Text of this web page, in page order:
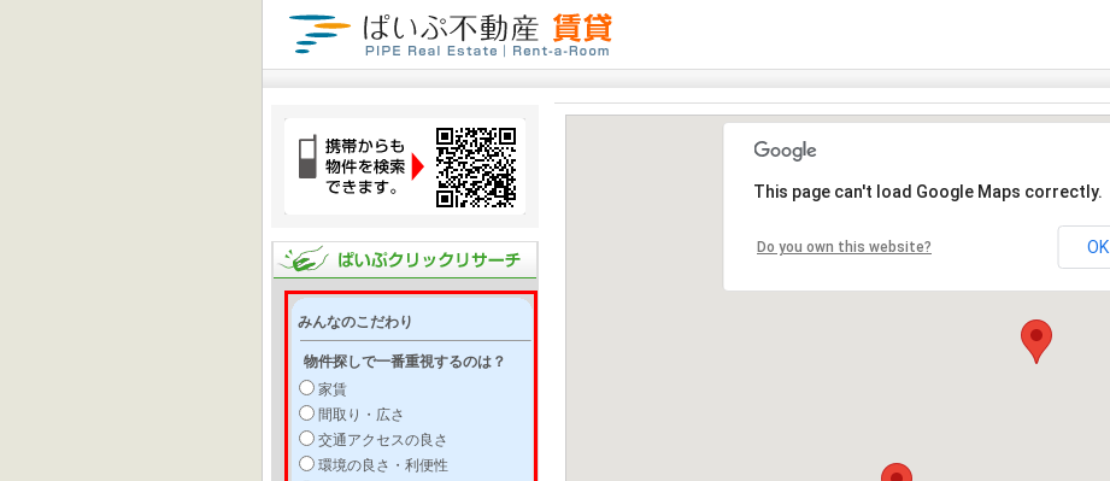
みんなのこだわり
物件探しで一番重視するのは？
家賃
間取り・広さ
交通アクセスの良さ
環境の良さ・利便性
This page can't load Google Maps correctly.
Do you own this website? OK